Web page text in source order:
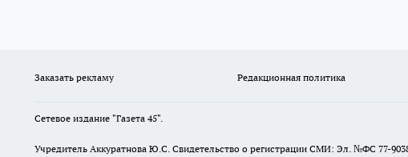
Заказать рекламу Редакционная политика
Сетевое издание "Газета 45".
Учредитель Аккуратнова Ю.С. Свидетельство о регистрации СМИ: Эл. №ФС 77-